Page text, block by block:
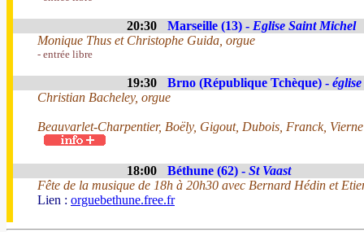
20:30 Marseille (13) - Eglise Saint Michel
Monique Thus et Christophe Guida, orgue
- entrée libre
19:30 Brno (République Tchèque) -
Christian Bacheley, orgue
Beauvarlet-Charpentier, Boëly, Gigout, Dubois, Franck, Vierne
18:00 Béthune (62) - St Vaast
Fête de la musique de 18h à 20h30 avec Bernard Hédin et
Lien : orguebethune.free.fr